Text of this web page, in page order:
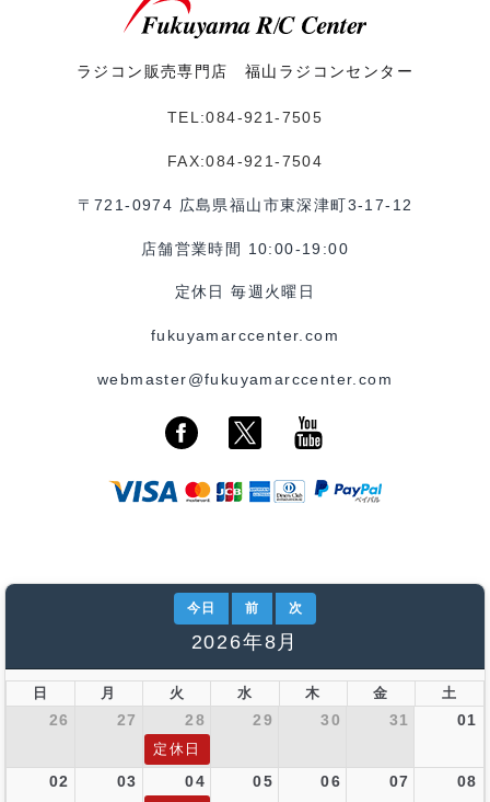
ラジコン販売専門店 福山ラジコンセンター
TEL:084-921-7505
FAX:084-921-7504
〒721-0974 広島県福山市東深津町3-17-12
店舗営業時間 10:00-19:00
定休日 毎週火曜日
fukuyamarccenter.com
webmaster@fukuyamarccenter.com
今日 前 次
2026年8月
日 月 火 水 木 金 土
26 27 28 29 30 31 01
定休日
02 03 04 05 06 07 08